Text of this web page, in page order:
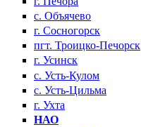
с. Объячево
г. Сосногорск
пгт. Троицко-Печорск
г. Усинск
с. Усть-Кулом
с. Усть-Цильма
г. Ухта
НАО